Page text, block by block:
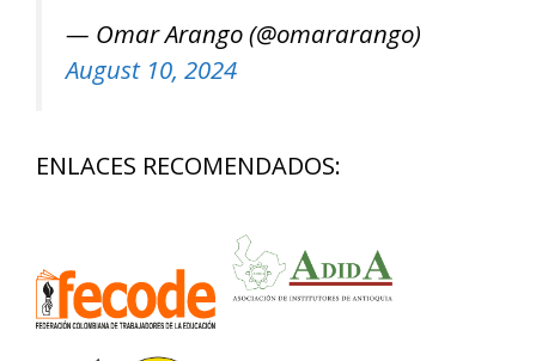
— Omar Arango (@omararango)
August 10, 2024
ENLACES RECOMENDADOS: